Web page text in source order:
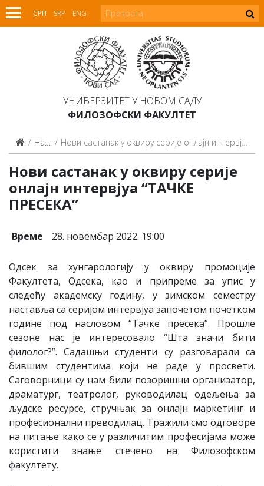
СРП SRP ENG
УНИВЕРЗИТЕТ У НОВОМ САДУ
ФИЛОЗОФСКИ ФАКУЛТЕТ
Најаве Нови састанак у оквиру серије онлајн интервјуа “ТАЧКЕ ПРЕСЕКА”
Нови састанак у оквиру серије
онлајн интервјуа “ТАЧКЕ
ПРЕСЕКА”
Време 28. новембар 2022. 19:00
Одсек за хунгарологију у оквиру промоције
Факултета, Одсека, као и припреме за упис у
следећу академску годину, у зимском семестру
наставља са серијом интервјуа започетом почетком
године под насловом “Тачке пресека”. Прошле
сезоне нас је интересовало “Шта значи бити
филолог?”. Садашњи студенти су разговарали са
бившим студентима који не раде у просвети.
Саговорници су нам били позоришни организатор,
драматург, театролог, руководилац одељења за
људске ресурсе, стручњак за онлајн маркетинг и
професионални преводилац. Тражили смо одговоре
на питање како се у различитим професијама може
користити знање стечено на Филозофском
факултету.